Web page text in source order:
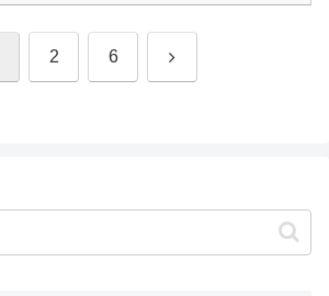
2 6 次